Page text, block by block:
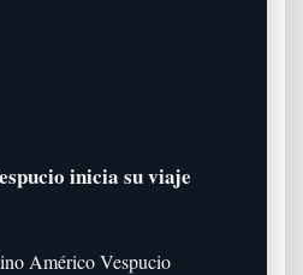
inicia su viaje
Américo Vespucio